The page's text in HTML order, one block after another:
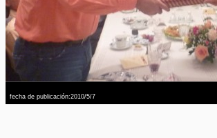
fecha de publicación:2010/5/7